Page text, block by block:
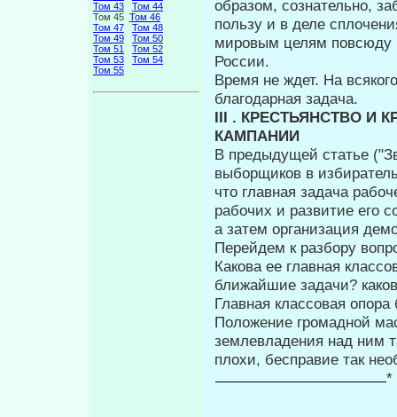
Том 43
Том 44
Том 45 Том 46
Том 47
Том 48
Том 49
Том 50
Том 51
Том 52
Том 53
Том 54
Том 55
образом, соз­нательно,
пользу и в деле
мировым целям повсюду
России.
Время не ждет. На
бла­годарная задача.
III . КРЕСТЬЯНСТВО И
КАМПАНИИ
В предыдущей статье
выборщиков в
что главная задача
рабочих и развитие его
а затем организация
Перейдем к разбору
Какова ее главная
ближайшие задачи?
Главная классовая
Поло­жение громадной
землевладения над ним
плохи, бесправие так
*